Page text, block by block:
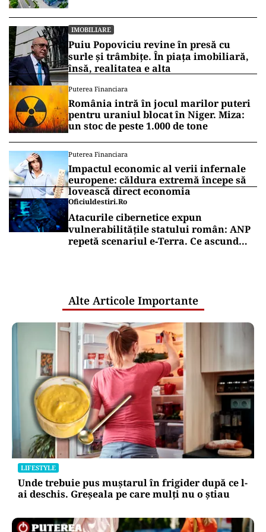
IMOBILIARE
Puiu Popoviciu revine în presă cu
surle și trâmbițe. În piața imobiliară,
însă, realitatea e alta
Puterea Financiara
România intră în jocul marilor puteri
pentru uraniul blocat în Niger. Miza:
un stoc de peste 1.000 de tone
Puterea Financiara
Impactul economic al verii infernale
europene: căldura extremă începe să
lovească direct economia
Oficiuldestiri.ro
Atacurile cibernetice expun
vulnerabilitățile statului român: ANP
repetă scenariul e‑Terra. Ce ascund
Alte Articole Importante
LIFESTYLE
Unde trebuie pus muștarul în frigider după ce l-
ai deschis. Greșeala pe care mulți nu o știau